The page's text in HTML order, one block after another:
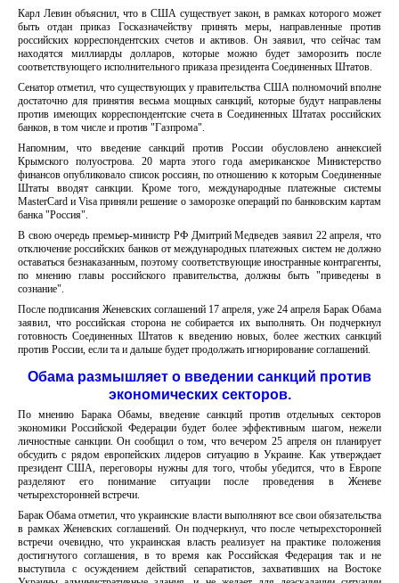
Карл Левин объяснил, что в США существует закон, в рамках которого может
быть отдан приказ Госказначейству принять меры, направленные против
российских корреспондентских счетов и активов. Он заявил, что сейчас там
находятся миллиарды долларов, которые можно будет заморозить после
соответствующего исполнительного приказа президента Соединенных Штатов.
Сенатор отметил, что существующих у правительства США полномочий вполне
достаточно для принятия весьма мощных санкций, которые будут направлены
против имеющих корреспондентские счета в Соединенных Штатах российских
банков, в том числе и против "Газпрома".
Напомним, что введение санкций против России обусловлено аннексией
Крымского полуострова. 20 марта этого года американское Министерство
финансов опубликовало список россиян, по отношению к которым Соединенные
Штаты вводят санкции. Кроме того, международные платежные системы
MasterCard и Visa приняли решение о заморозке операций по банковским картам
банка "Россия".
В свою очередь премьер-министр РФ Дмитрий Медведев заявил 22 апреля, что
отключение российских банков от международных платежных систем не должно
оставаться безнаказанным, поэтому соответствующие иностранные контрагенты,
по мнению главы российского правительства, должны быть "приведены в
сознание".
После подписания Женевских соглашений 17 апреля, уже 24 апреля Барак Обама
заявил, что российская сторона не собирается их выполнять. Он подчеркнул
готовность Соединенных Штатов к введению новых, более жестких санкций
против России, если та и дальше будет продолжать игнорирование соглашений.
Обама размышляет о введении санкций против
экономических секторов.
По мнению Барака Обамы, введение санкций против отдельных секторов
экономики Российской Федерации будет более эффективным шагом, нежели
личностные санкции. Он сообщил о том, что вечером 25 апреля он планирует
обсудить с рядом европейских лидеров ситуацию в Украине. Как утверждает
президент США, переговоры нужны для того, чтобы убедится, что в Европе
разделяют его понимание ситуации после проведения в Женеве
четырехсторонней встречи.
Барак Обама отметил, что украинские власти выполняют все свои обязательства
в рамках Женевских соглашений. Он подчеркнул, что после четырехсторонней
встречи очевидно, что украинская власть реализует на практике положения
достигнутого соглашения, в то время как Российская Федерация так и не
выступила с осуждением действий сепаратистов, захвативших на Востоке